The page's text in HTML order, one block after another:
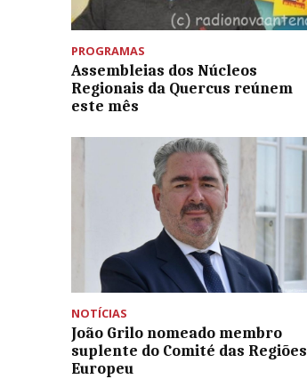
PROGRAMAS
Assembleias dos Núcleos
Regionais da Quercus reúnem
este mês
NOTÍCIAS
João Grilo nomeado membro
suplente do Comité das Regiões
Europeu